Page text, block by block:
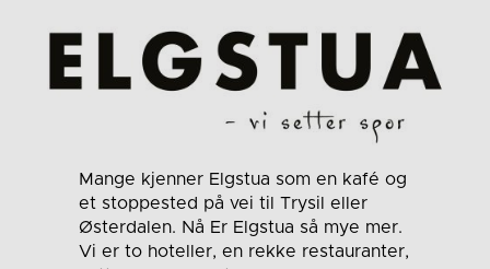
Mange kjenner Elgstua som en kafé og
et stoppested på vei til Trysil eller
Østerdalen. Nå Er Elgstua så mye mer.
Vi er to hoteller, en rekke restauranter,